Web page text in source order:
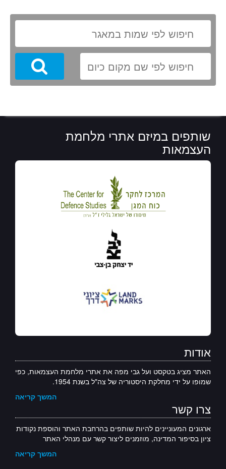
Search
שותפים במיזם אתרי מלחמת
העצמאות
אודות
האתר מציג בטקסט ועל גבי מפה את אתרי מלחמת העצמאות, כפי
שמופו על ידי מחלקת היסטוריה של צה"ל בשנת 1954.
המשך קריאה
צרו קשר
ארגונים המעוניינים להיות שותפים בהרחבת האתר והוספת נקודות
ציון בסיפור המדינה, מוזמנים ליצור קשר עם מנהלי האתר
המשך קריאה